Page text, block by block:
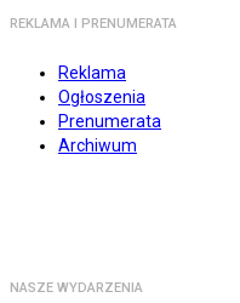
REKLAMA I PRENUMERATA
Reklama
Ogłoszenia
Prenumerata
Archiwum
NASZE WYDARZENIA